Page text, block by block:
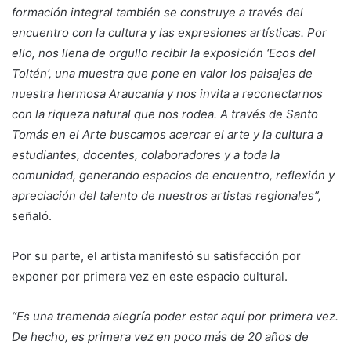
formación integral también se construye a través del
encuentro con la cultura y las expresiones artísticas. Por
ello, nos llena de orgullo recibir la exposición ‘Ecos del
Toltén’, una muestra que pone en valor los paisajes de
nuestra hermosa Araucanía y nos invita a reconectarnos
con la riqueza natural que nos rodea. A través de Santo
Tomás en el Arte buscamos acercar el arte y la cultura a
estudiantes, docentes, colaboradores y a toda la
comunidad, generando espacios de encuentro, reflexión y
apreciación del talento de nuestros artistas regionales”,
señaló.
Por su parte, el artista manifestó su satisfacción por
exponer por primera vez en este espacio cultural.
“Es una tremenda alegría poder estar aquí por primera vez.
De hecho, es primera vez en poco más de 20 años de